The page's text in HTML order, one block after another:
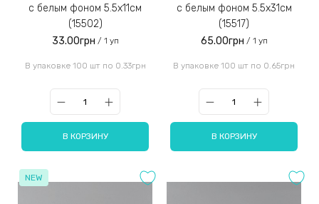
с белым фоном 5.5х11см
(15502)
33.00грн / 1 уп
В упаковке 100 шт по 0.33грн
В КОРЗИНУ
с белым фоном 5.5х31см
(15517)
65.00грн / 1 уп
В упаковке 100 шт по 0.65грн
В КОРЗИНУ
NEW